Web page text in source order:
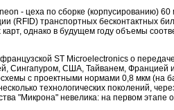
- цеха по сборке (корпусированию)
(RFID) транспортных бесконтактных
однако в будущем году объемы
ST Microelectronics о
Сингапуром, США, Тайванем, Францией
с проектными нормами 0,8 мкм (на
технологических поколений,
"Микрона" невелика: на первом этапе